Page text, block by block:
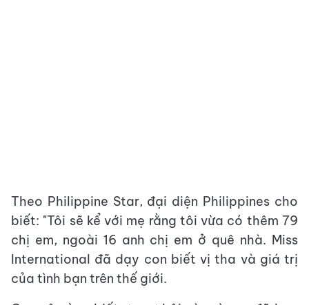
Theo Philippine Star, đại diện Philippines cho
biết: "Tôi sẽ kể với mẹ rằng tôi vừa có thêm 79
chị em, ngoài 16 anh chị em ở quê nhà. Miss
International đã dạy con biết vị tha và giá trị
của tình bạn trên thế giới.